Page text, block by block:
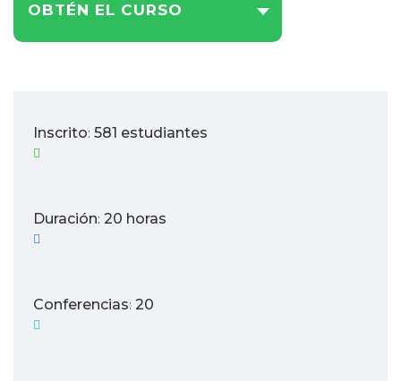
OBTÉN EL CURSO
Inscrito: 581 estudiantes
Duración: 20 horas
Conferencias: 20